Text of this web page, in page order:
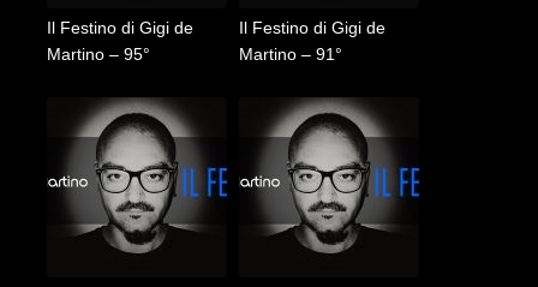
Il Festino di Gigi de
Martino – 95°
Il Festino di Gigi de
Martino – 91°